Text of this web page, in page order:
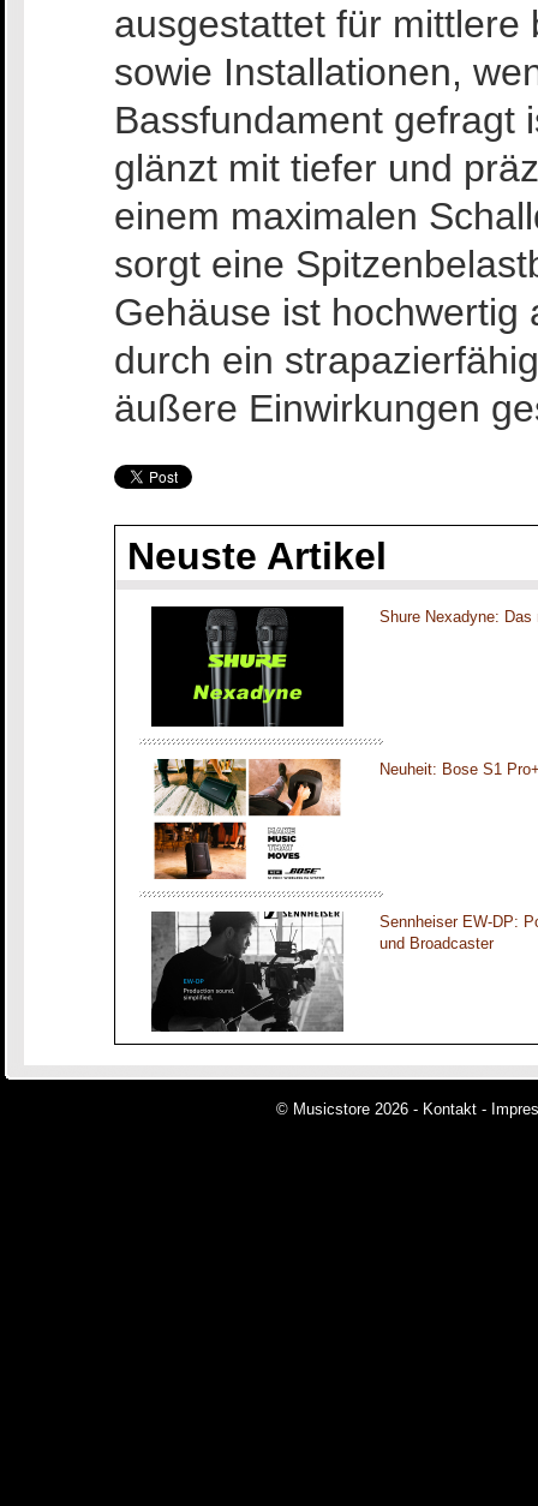
ausgestattet für mittlere
sowie Installationen,
Bassfundament gefragt
glänzt mit tiefer und
einem maximalen
sorgt eine
Gehäuse ist hochwertig
durch ein
äußere Einwirkungen
Neuste Artikel
Shure Nexadyne:
Neuheit: Bose S1
Sennheiser EW-DP:
und Broadcaster
© Musicstore 2026 - Kontakt -